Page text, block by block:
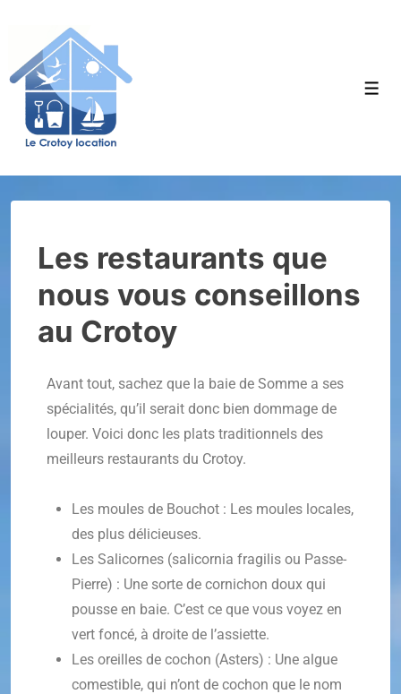
Les restaurants que
nous vous conseillons
au Crotoy
Avant tout, sachez que la baie de Somme a ses
spécialités, qu’il serait donc bien dommage de
louper. Voici donc les plats traditionnels des
meilleurs restaurants du Crotoy.
Les moules de Bouchot : Les moules locales,
des plus délicieuses.
Les Salicornes (salicornia fragilis ou Passe-
Pierre) : Une sorte de cornichon doux qui
pousse en baie. C’est ce que vous voyez en
vert foncé, à droite de l’assiette.
Les oreilles de cochon (Asters) : Une algue
comestible, qui n’ont de cochon que le nom